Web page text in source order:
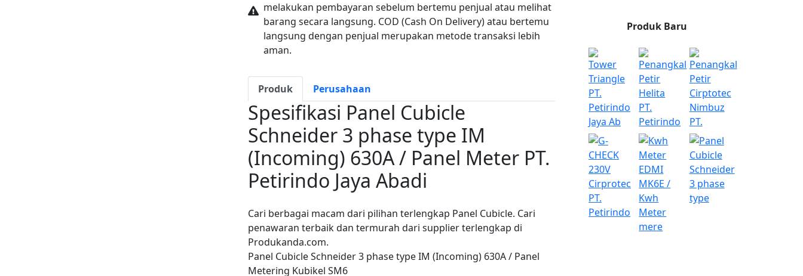
melakukan pembayaran sebelum bertemu penjual atau melihat
barang secara langsung. COD (Cash On Delivery) atau bertemu
langsung dengan penjual merupakan metode transaksi lebih
aman.
Produk Perusahaan
Spesifikasi Panel Cubicle
Schneider 3 phase type IM
(Incoming) 630A / Panel Meter PT.
Petirindo Jaya Abadi
Cari berbagai macam dari pilihan terlengkap Panel Cubicle. Cari
penawaran terbaik dan termurah dari supplier terlengkap di
Produkanda.com.
Panel Cubicle Schneider 3 phase type IM (Incoming) 630A / Panel
Metering Kubikel SM6
Produk Baru